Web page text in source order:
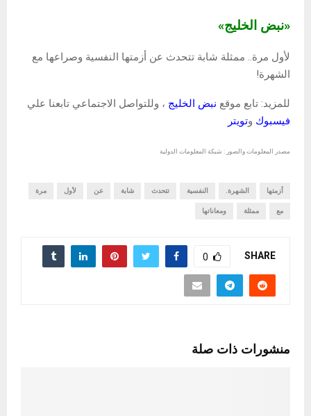
«نبض الخليج»
لأول مرة.. ممثلة شابة تتحدث عن أزمتها النفسية وصراعها مع
الشهرة!
للمزيد: تابع موقع نبض الخليج ، وللتواصل الاجتماعي تابعنا علي
فيسبوك وتويتر
مصدر المعلومات والصور : شبكة المعلومات الدولية
أزمتها الشهرة. النفسية تتحدث شابة عن لأول مرة
مع ممثلة ومعاناتها
SHARE
0
منشورات ذات صلة